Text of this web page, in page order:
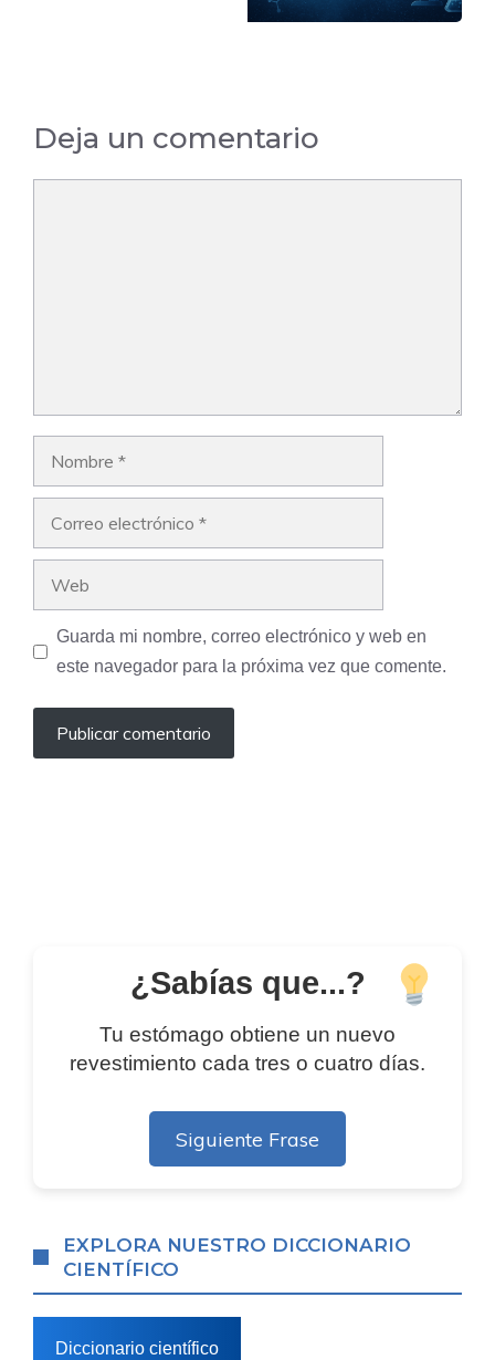
Deja un comentario
Guarda mi nombre, correo electrónico y web en
este navegador para la próxima vez que comente.
¿Sabías que...?
Tu estómago obtiene un nuevo
revestimiento cada tres o cuatro días.
Siguiente Frase
EXPLORA NUESTRO DICCIONARIO
CIENTÍFICO
Diccionario científico